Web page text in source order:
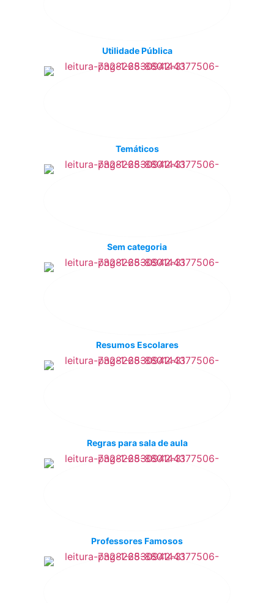
Utilidade Pública
Temáticos
Sem categoria
Resumos Escolares
Regras para sala de aula
Professores Famosos